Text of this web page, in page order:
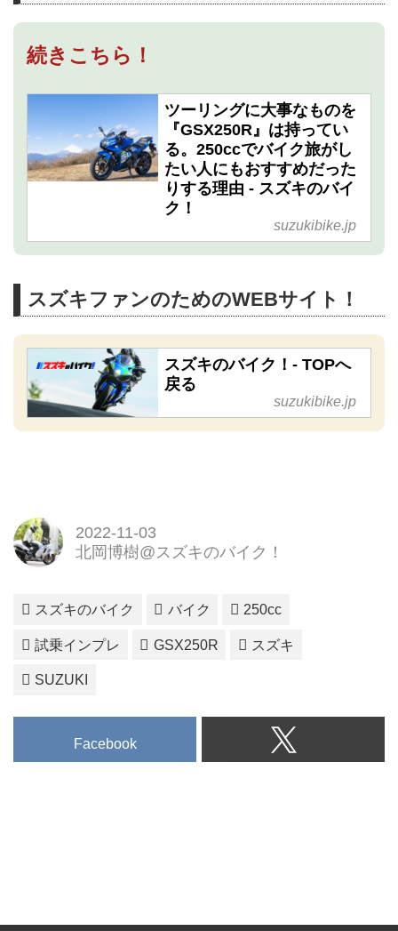
続きこちら！
ツーリングに大事なものを
『GSX250R』は持ってい
る。250ccでバイク旅がし
たい人にもおすすめだった
りする理由 - スズキのバイ
ク！
suzukibike.jp
スズキファンのためのWEBサイト！
スズキのバイク！- TOPへ
戻る
suzukibike.jp
2022-11-03
北岡博樹@スズキのバイク！
スズキのバイク バイク 250cc
試乗インプレ GSX250R スズキ
SUZUKI
Facebook